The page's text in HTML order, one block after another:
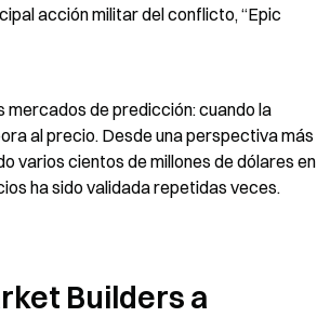
acción militar del conflicto, “Epic
de predicción: cuando la
al precio. Desde una perspectiva más
varios cientos de millones de dólares en
ha sido validada repetidas veces.
Builders a